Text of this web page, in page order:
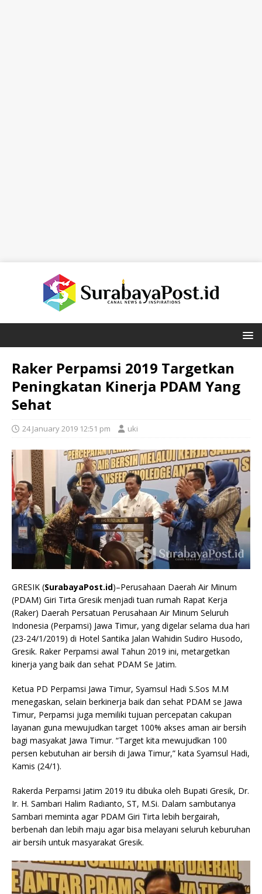
Raker Perpamsi 2019 Targetkan
Peningkatan Kinerja PDAM Yang
Sehat
24 January 2019 12:51 pm uki
GRESIK (SurabayaPost.id)–Perusahaan Daerah Air Minum
(PDAM) Giri Tirta Gresik menjadi tuan rumah Rapat Kerja
(Raker) Daerah Persatuan Perusahaan Air Minum Seluruh
Indonesia (Perpamsi) Jawa Timur, yang digelar selama dua hari
(23-24/1/2019) di Hotel Santika Jalan Wahidin Sudiro Husodo,
Gresik. Raker Perpamsi awal Tahun 2019 ini, metargetkan
kinerja yang baik dan sehat PDAM Se Jatim.
Ketua PD Perpamsi Jawa Timur, Syamsul Hadi S.Sos M.M
menegaskan, selain berkinerja baik dan sehat PDAM se Jawa
Timur, Perpamsi juga memiliki tujuan percepatan cakupan
layanan guna mewujudkan target 100% akses aman air bersih
bagi masyakat Jawa Timur. “Target kita mewujudkan 100
persen kebutuhan air bersih di Jawa Timur,” kata Syamsul Hadi,
Kamis (24/1).
Rakerda Perpamsi Jatim 2019 itu dibuka oleh Bupati Gresik, Dr.
Ir. H. Sambari Halim Radianto, ST, M.Si. Dalam sambutanya
Sambari meminta agar PDAM Giri Tirta lebih bergairah,
berbenah dan lebih maju agar bisa melayani seluruh keburuhan
air bersih untuk masyarakat Gresik.